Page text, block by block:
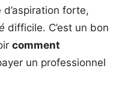
forte,
difficile. C’est un bon
comment
un professionnel